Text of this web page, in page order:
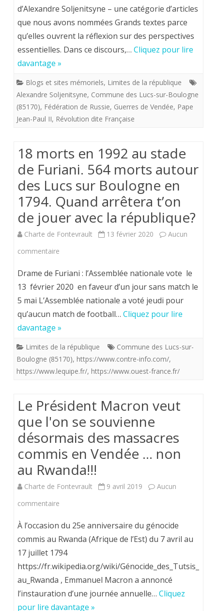
de
devenir
royaliste.
sur
le
discours
du
25
aux
Lucs.
d’Alexandre Soljenitsyne – une catégorie d’articles
que nous avons nommées Grands textes parce
qu’elles ouvrent la réflexion sur des perspectives
essentielles. Dans ce discours,… Cliquez pour lire
davantage »
Blogs et sites mémoriels, Limites de la république
Alexandre Soljenitsyne, Commune des Lucs-sur-Boulogne
(85170), Fédération de Russie, Guerres de Vendée, Pape
Jean-Paul II, Révolution dite Française
18 morts en 1992 au stade
de Furiani. 564 morts autour
des Lucs sur Boulogne en
1794. Quand arrêtera t’on
de jouer avec la république?
Charte de Fontevrault 13 février 2020
Aucun
commentaire
morts
en
1992
stade
de
564
morts
autour
des
Lucs
sur
en
1794.
Quand
arrêtera
t’on
de
Drame de Furiani : l’Assemblée nationale vote le
13 février 2020 en faveur d’un jour sans match le
5 mai L’Assemblée nationale a voté jeudi pour
qu’aucun match de football… Cliquez pour lire
davantage »
Limites de la république
Commune des Lucs-sur-
Boulogne (85170), https://www.contre-info.com/,
https://www.lequipe.fr/, https://www.ouest-france.fr/
Le Président Macron veut
que l'on se souvienne
désormais des massacres
commis en Vendée … non
au Rwanda!!!
Charte de Fontevrault 9 avril 2019
Aucun
commentaire
Président
Macron
veut
l'on
À l’occasion du 25e anniversaire du génocide
commis au Rwanda (Afrique de l’Est) du 7 avril au
17 juillet 1794
https://fr.wikipedia.org/wiki/Génocide_des_Tutsis_
au_Rwanda , Emmanuel Macron a annoncé
l’instauration d’une journée annuelle… Cliquez
pour lire davantage »